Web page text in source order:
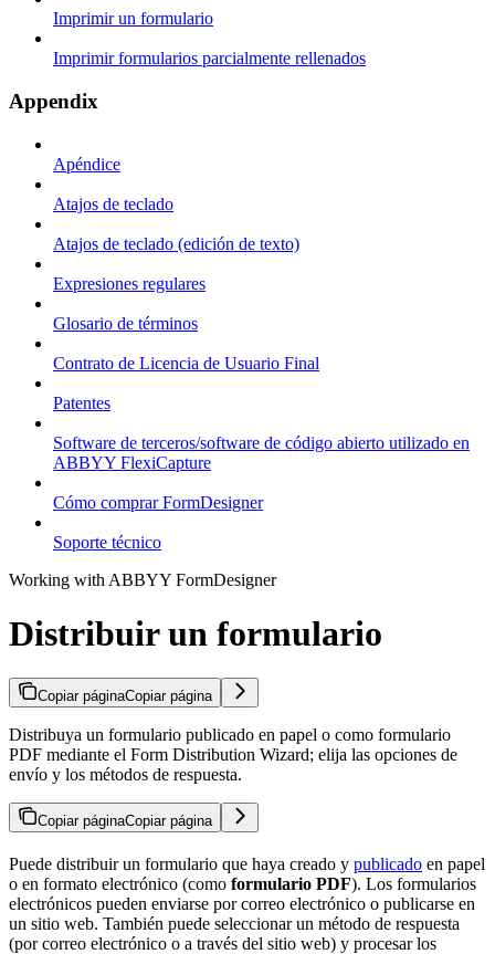
Imprimir un formulario
Imprimir formularios parcialmente rellenados
Appendix
Apéndice
Atajos de teclado
Atajos de teclado (edición de texto)
Expresiones regulares
Glosario de términos
Contrato de Licencia de Usuario Final
Patentes
Software de terceros/software de código abierto utilizado en
ABBYY FlexiCapture
Cómo comprar FormDesigner
Soporte técnico
Working with ABBYY FormDesigner
Distribuir un formulario
Copiar páginaCopiar página
Distribuya un formulario publicado en papel o como formulario
PDF mediante el Form Distribution Wizard; elija las opciones de
envío y los métodos de respuesta.
Copiar páginaCopiar página
Puede distribuir un formulario que haya creado y publicado en papel
o en formato electrónico (como formulario PDF). Los formularios
electrónicos pueden enviarse por correo electrónico o publicarse en
un sitio web. También puede seleccionar un método de respuesta
(por correo electrónico o a través del sitio web) y procesar los